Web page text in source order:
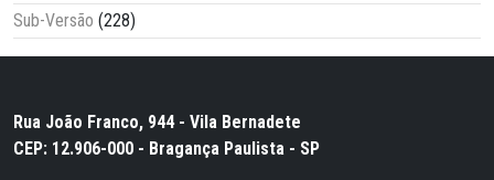
Sub-Versão (228)
Rua João Franco, 944 - Vila Bernadete
CEP: 12.906-000 - Bragança Paulista - SP